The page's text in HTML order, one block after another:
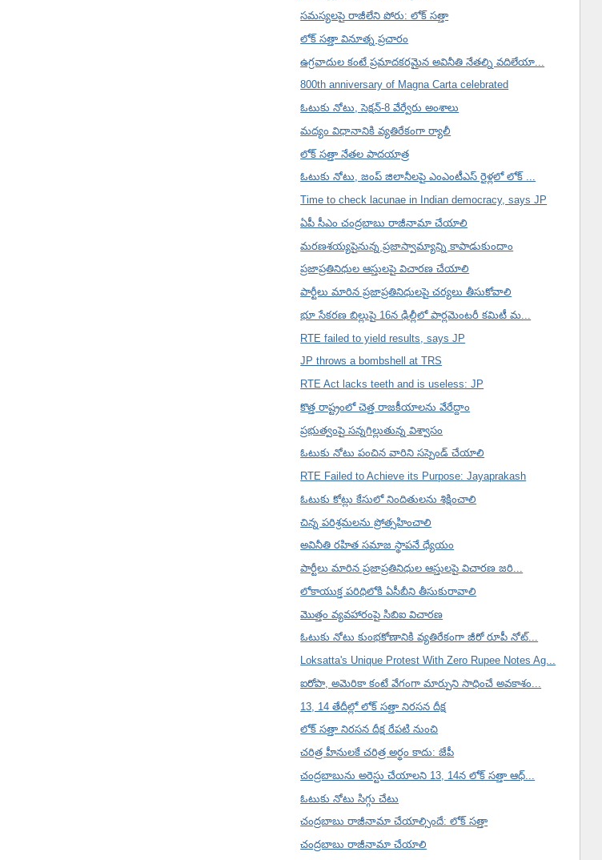
సమస్యలపై రాజీలేని పోరు: లోక్ సత్తా
లోక్ సత్తా వినూత్న ప్రచారం
ఉగ్రవాదుల కంటే ప్రమాదకరమైన అవినీతి నేతల్ని వదిలేయా...
800th anniversary of Magna Carta celebrated
ఓటుకు నోటు, సెక్షన్-8 వేర్వేరు అంశాలు
మద్యం విధానానికి వ్యతిరేకంగా ర్యాలీ
లోక్ సత్తా నేతల పాదయాత్ర
ఓటుకు నోటు, జంప్ జిలానీలపై ఎంఎంటీఎస్ రైళ్లలో లోక్ ...
Time to check lacunae in Indian democracy, says JP
ఏపీ సీఎం చంద్రబాబు రాజీనామా చేయాలి
మరణశయ్యపైనున్న ప్రజాస్వామ్యాన్ని కాపాడుకుందాం
ప్రజాప్రతినిధుల ఆస్తులపై విచారణ చేయాలి
పార్టీలు మారిన ప్రజాప్రతినిధులపై చర్యలు తీసుకోవాలి
భూ సేకరణ బిల్లుపై 16న ఢిల్లీలో పార్లమెంటరీ కమిటీ మ...
RTE failed to yield results, says JP
JP throws a bombshell at TRS
RTE Act lacks teeth and is useless: JP
కొత్త రాష్ట్రంలో చెత్త రాజకీయాలను వేరేద్దాం
ప్రభుత్వంపై సన్నగిల్లుతున్న విశ్వాసం
ఓటుకు నోటు పంచిన వారిని సస్పెండ్ చేయాలి
RTE Failed to Achieve its Purpose: Jayaprakash
ఓటుకు కోట్లు కేసులో నిందితులను శిక్షించాలి
చిన్న పరిశ్రమలను ప్రోత్సహించాలి
అవినీతి రహిత సమాజ స్థాపనే ధ్యేయం
పార్టీలు మారిన ప్రజాప్రతినిధుల ఆస్తులపై విచారణ జరి...
లోకాయుక్త పరిధిలోకి ఏసీబీని తీసుకురావాలి
మొత్తం వ్యవహారంపై సిబిఐ విచారణ
ఓటుకు నోటు కుంభకోణానికి వ్యతిరేకంగా జీరో రూపీ నోట్...
Loksatta's Unique Protest With Zero Rupee Notes Ag...
ఐరోపా, అమెరికా కంటే వేగంగా మార్పుని సాధించే అవకాశం...
13, 14 తేదీల్లో లోక్ సత్తా నిరసన దీక్ష
లోక్ సత్తా నిరసన దీక్ష రేపటి నుంచి
చరిత్ర హీనులకే చరిత్ర అర్థం కాదు: జేపీ
చంద్రబాబును అరెస్టు చేయాలని 13, 14న లోక్ సత్తా ఆధ్...
ఓటుకు నోటు సిగ్గు చేటు
చంద్రబాబు రాజీనామా చేయాల్సిందే: లోక్ సత్తా
చంద్రబాబు రాజీనామా చేయాలి